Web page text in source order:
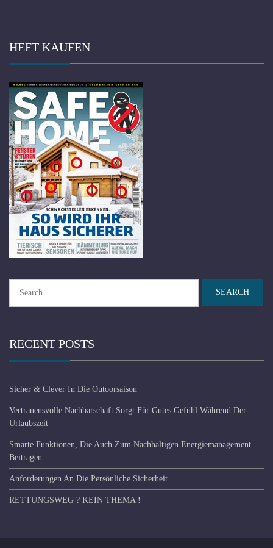
HEFT KAUFEN
for:
RECENT POSTS
Sicher & Clever In Die Outoorsaison
Vertrauensvolle Nachbarschaft Sorgt Für Gutes Gefühl Während Der
Urlaubszeit
Smarte Funktionen, Die Auch Zum Nachhaltigen Energiemanagement
Beitragen.
Anforderungen An Die Persönliche Sicherheit
RETTUNGSWEG ? KEIN THEMA !